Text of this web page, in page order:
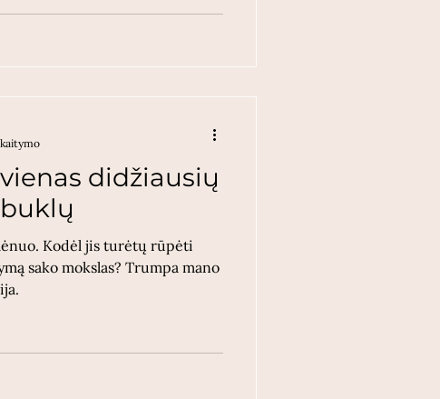
didžiausių
Kodėl jis turėtų rūpėti
sako mokslas? Trumpa mano